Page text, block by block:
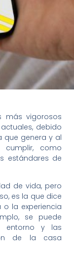
más vigorosos
debido
que genera y al
como
estándares de
de vida, pero
es la que dice
la experiencia
se puede
entorno y las
de la casa